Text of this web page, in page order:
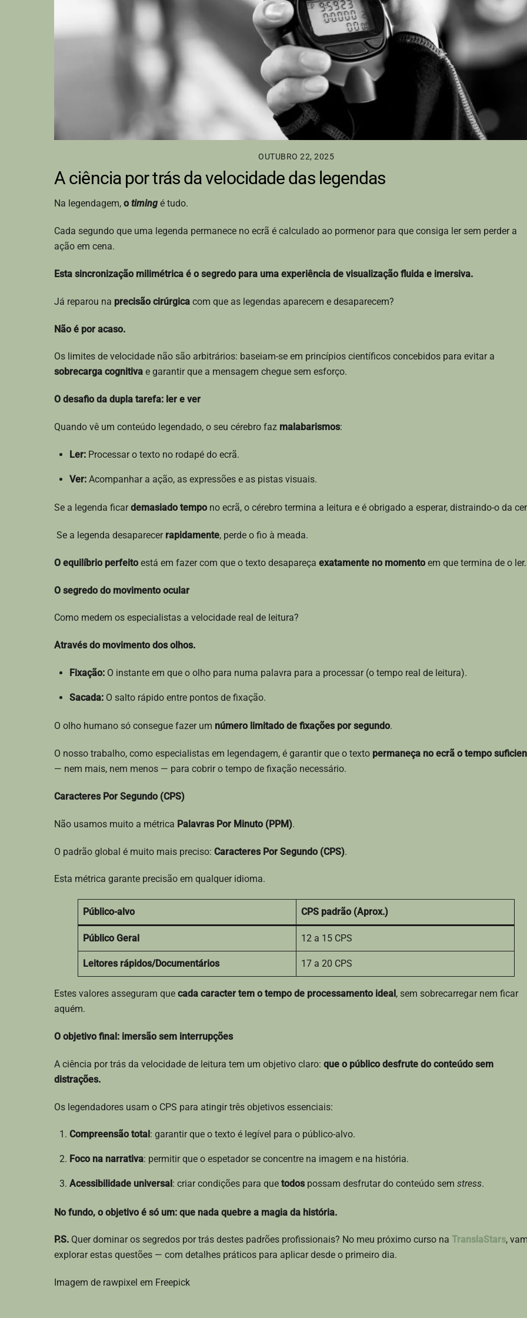
OUTUBRO 22, 2025
A ciência por trás da velocidade das legendas
Na legendagem, o timing é tudo.
Cada segundo que uma legenda permanece no ecrã é calculado ao pormenor para que consiga ler sem perder a
ação em cena.
Esta sincronização milimétrica é o segredo para uma experiência de visualização fluida e imersiva.
Já reparou na precisão cirúrgica com que as legendas aparecem e desaparecem?
Não é por acaso.
Os limites de velocidade não são arbitrários: baseiam-se em princípios científicos concebidos para evitar a
sobrecarga cognitiva e garantir que a mensagem chegue sem esforço.
O desafio da dupla tarefa: ler e ver
Quando vê um conteúdo legendado, o seu cérebro faz malabarismos:
Ler:Processar o texto no rodapé do ecrã.
Ver:Acompanhar a ação, as expressões e as pistas visuais.
Se a legenda ficardemasiado tempo no ecrã, o cérebro termina a leitura e é obrigado a esperar, distraindo-o da
Se a legenda desaparecer rapidamente, perde o fio à meada.
O equilíbrio perfeito está em fazer com que o texto desapareça exatamente no momento em que termina de o ler.
O segredo do movimento ocular
Como medem os especialistas a velocidade real de leitura?
Através do movimento dos olhos.
Fixação:O instante em que o olho para numa palavra para a processar (o tempo real de leitura).
Sacada:O salto rápido entre pontos de fixação.
O olho humano só consegue fazer um número limitado de fixações por segundo.
O nosso trabalho, como especialistas em legendagem, é garantir que o texto permaneça no ecrã o tempo
— nem mais, nem menos — para cobrir o tempo de fixação necessário.
Caracteres Por Segundo (CPS)
Não usamos muito a métrica Palavras Por Minuto (PPM).
O padrão global é muito mais preciso: Caracteres Por Segundo (CPS).
Esta métrica garante precisão em qualquer idioma.
Público-alvo CPS padrão (Aprox.)
Público Geral 12 a 15 CPS
Leitores rápidos/Documentários 17 a 20 CPS
Estes valores asseguram que cada caracter tem o tempo de processamento ideal, sem sobrecarregar nem ficar
aquém.
O objetivo final: imersão sem interrupções
A ciência por trás da velocidade de leitura tem um objetivo claro: que o público desfrute do conteúdo sem
distrações.
Os legendadores usam o CPS para atingir três objetivos essenciais:
Compreensão total : garantir que o texto é legível para o público-alvo.
Foco na narrativa: permitir que o espetador se concentre na imagem e na história.
Acessibilidade universal : criar condições para que todospossam desfrutar do conteúdo sem stress.
No fundo, o objetivo é só um: que nada quebre a magia da história.
P.S. Quer dominar os segredos por trás destes padrões profissionais? No meu próximo curso na TranslaStars,
explorar estas questões — com detalhes práticos para aplicar desde o primeiro dia.
Imagem de rawpixel em Freepick